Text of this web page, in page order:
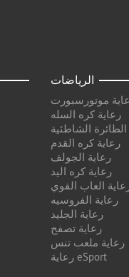
الرياضات
موتورسبورت
رعاية كره السله
الشاطئية
رعاية كره القدم
رعاية الجولف
رعاية كره اليد
العاب القوي
رعاية الفروسيه
رعاية الجليد
رعاية تصفح
رعاية ملعب تنس
رعاية eSport